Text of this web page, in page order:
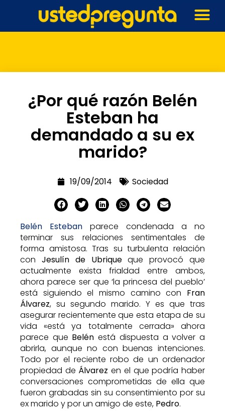
¿Por qué razón Belén
Esteban ha
demandado a su ex
marido?
19/09/2014 Sociedad
Belén Esteban parece condenada a no
terminar sus relaciones sentimentales de
forma amistosa. Tras su turbulenta relación
con Jesulín de Ubriqueque provocó que
actualmente exista frialdad entre ambos,
ahora parece ser que ‘la princesa del pueblo’
está siguiendo el mismo camino con Fran
Álvarez, su segundo marido. Y es que tras
asegurar recientemente que esta etapa de su
vida «está ya totalmente cerrada» ahora
parece que Belén está dispuesta a volver a
abrirla, aunque no con buenas intenciones.
Todo por el reciente robo de un ordenador
propiedad de Álvarez en el que podría haber
conversaciones comprometidas de ella que
fueron grabadas sin su consentimiento por su
ex marido y por un amigo de este, Pedro.